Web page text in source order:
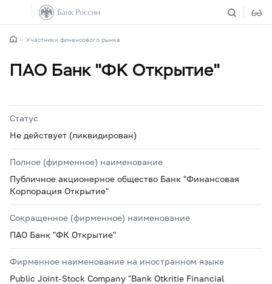
Участники финансового рынка
ПАО Банк "ФК Открытие"
Статус
Не действует (ликвидирован)
Полное (фирменное) наименование
Публичное акционерное общество Банк "Финансовая
Корпорация Открытие"
Сокращенное (фирменное) наименование
ПАО Банк "ФК Открытие"
Фирменное наименование на иностранном языке
Public Joint-Stock Company "Bank Otkritie Financial